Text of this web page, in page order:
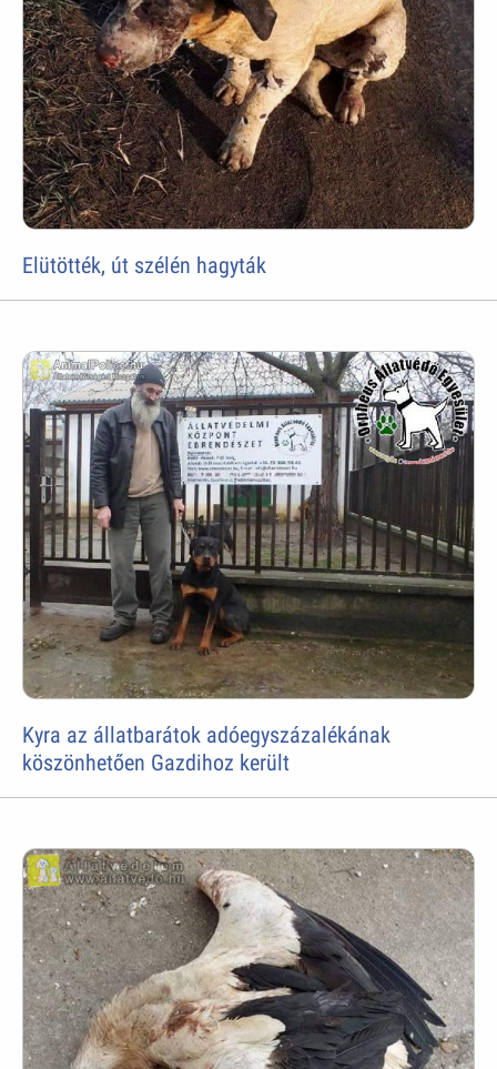
Elütötték, út szélén hagyták
Kyra az állatbarátok adóegyszázalékának
köszönhetően Gazdihoz került